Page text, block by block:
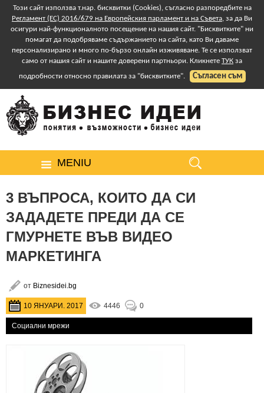
Този сайт използва т.нар. бисквитки (Cookies), съгласно разпоредбите на
Регламент (ЕС) 2016/679 на Европейския парламент и на Съвета, за да Ви
осигури най-функционалното посещение на нашия сайт. "Бисквитките" ни
помагат да подобряваме съдържанието на сайта, като Ви даваме
персонализирано и много по-бързо онлайн изживяване. Те се използват
само от нашия сайт и нашите доверени партньори. Кликнете ТУК за
подробности относно правилата за "бисквитките".
Съгласен съм
MENIU
3 ВЪПРОСА, КОИТО ДА СИ
ЗАДАДЕТЕ ПРЕДИ ДА СЕ
ГМУРНЕТЕ ВЪВ ВИДЕО
МАРКЕТИНГА
от Biznesidei.bg
4446 0
10 ЯНУАРИ. 2017
Социални мрежи